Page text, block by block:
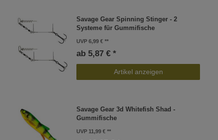
Savage Gear Spinning Stinger - 2
Systeme für Gummifische
UVP 6,99 €
ab 5,87 € *
Artikel anzeigen
Savage Gear 3d Whitefish Shad -
Gummifische
UVP 11,99 €